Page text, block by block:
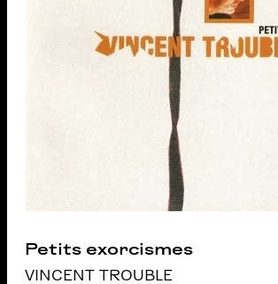
Petits exorcismes
VINCENT TROUBLE